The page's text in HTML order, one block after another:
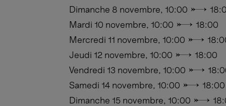
Dimanche 8 novembre, 10:00 →
Mardi 10 novembre, 10:00 → 18:00
Mercredi 11 novembre, 10:00 →
Jeudi 12 novembre, 10:00 → 18:00
Vendredi 13 novembre, 10:00 →
Samedi 14 novembre, 10:00 → 18:00
Dimanche 15 novembre, 10:00 →